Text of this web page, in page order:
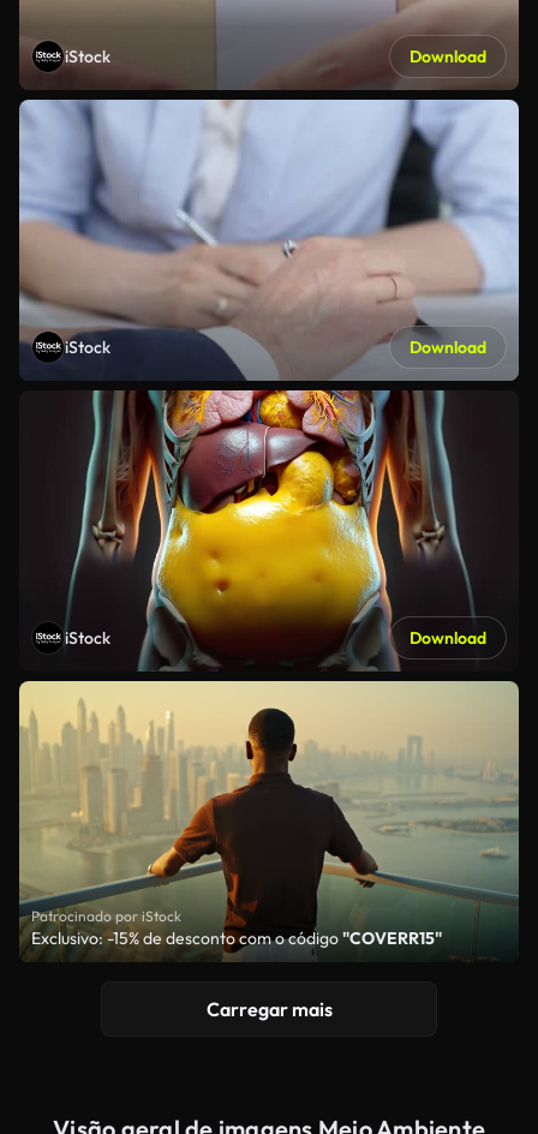
iStock Download
iStock Download
iStock Download
Patrocinado por iStock
Exclusivo: -15% de desconto com o código"COVERR15"
Carregar mais